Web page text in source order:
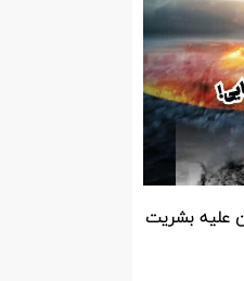
علیه بشریت توسط بزرگ ترین